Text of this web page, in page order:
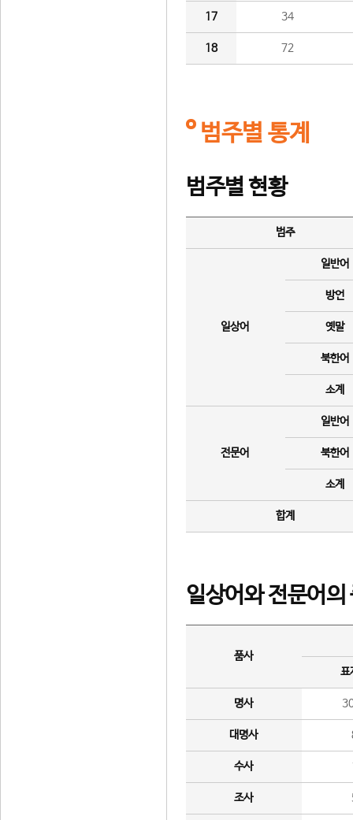
17 34
18 72
범주별 통계
범주별 현황
범주
일상어
일반어
방언
옛말
북한어
소계
전문어
일반어
북한어
소계
합계
일상어와 전문어의
품사
표
명사
대명사
수사
조사